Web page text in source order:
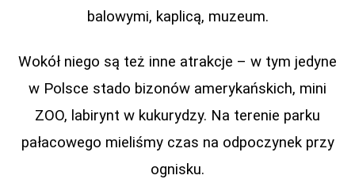
balowymi, kaplicą, muzeum.
Wokół niego są też inne atrakcje – w tym jedyne
w Polsce stado bizonów amerykańskich, mini
ZOO, labirynt w kukurydzy. Na terenie parku
pałacowego mieliśmy czas na odpoczynek przy
ognisku.